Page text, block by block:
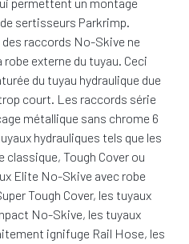
sertisseurs Parkrimp.
raccords No-Skive ne
externe du tuyau. Ceci
du tuyau hydraulique due
court. Les raccords série
métallique sans chrome 6
hydrauliques tels que les
classique, Tough Cover ou
Elite No-Skive avec robe
Tough Cover, les tuyaux
No-Skive, les tuyaux
ignifuge Rail Hose, les